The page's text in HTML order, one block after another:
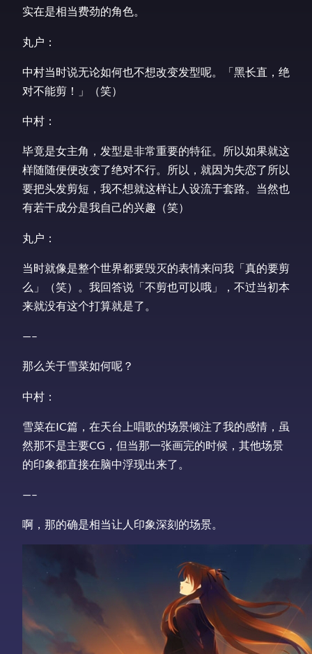
实在是相当费劲的角色。
丸户：
中村当时说无论如何也不想改变发型呢。「黑长直，绝
对不能剪！」（笑）
中村：
毕竟是女主角，发型是非常重要的特征。所以如果就这
样随随便便改变了绝对不行。所以，就因为失恋了所以
要把头发剪短，我不想就这样让人设流于套路。当然也
有若干成分是我自己的兴趣（笑）
丸户：
当时就像是整个世界都要毁灭的表情来问我「真的要剪
么」（笑）。我回答说「不剪也可以哦」，不过当初本
来就没有这个打算就是了。
—–
那么关于雪菜如何呢？
中村：
雪菜在IC篇，在天台上唱歌的场景倾注了我的感情，虽
然那不是主要CG，但当那一张画完的时候，其他场景
的印象都直接在脑中浮现出来了。
—–
啊，那的确是相当让人印象深刻的场景。